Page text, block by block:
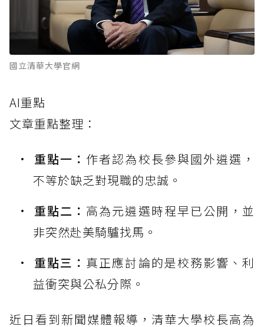
國立清華大學官網
AI重點
文章重點整理：
重點一： 作者認為校長參與國外遴選，
不等於缺乏對現職的忠誠。
重點二： 高為元遴選時程早已公開，並
非突然赴美騎驢找馬。
重點三： 真正應討論的是校務影響、利
益衝突與公私分際。
近日看到新聞媒體報導，清華大學校長高為